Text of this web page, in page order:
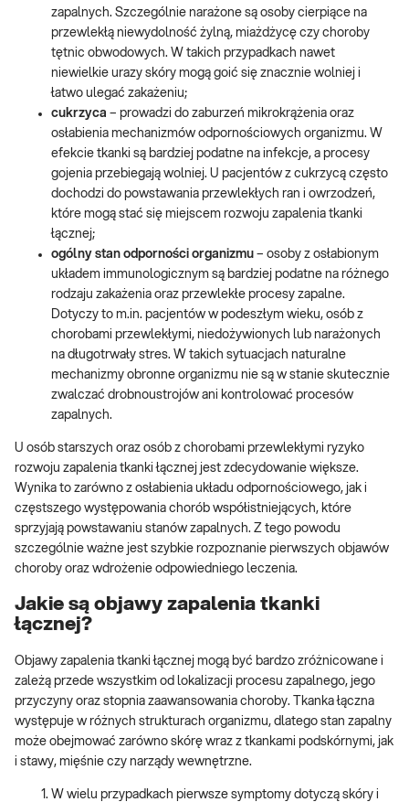
zapalnych. Szczególnie narażone są osoby cierpiące na
przewlekłą niewydolność żylną, miażdżycę czy choroby
tętnic obwodowych. W takich przypadkach nawet
niewielkie urazy skóry mogą goić się znacznie wolniej i
łatwo ulegać zakażeniu;
cukrzyca – prowadzi do zaburzeń mikrokrążenia oraz
osłabienia mechanizmów odpornościowych organizmu. W
efekcie tkanki są bardziej podatne na infekcje, a procesy
gojenia przebiegają wolniej. U pacjentów z cukrzycą często
dochodzi do powstawania przewlekłych ran i owrzodzeń,
które mogą stać się miejscem rozwoju zapalenia tkanki
łącznej;
ogólny stan odporności organizmu – osoby z osłabionym
układem immunologicznym są bardziej podatne na różnego
rodzaju zakażenia oraz przewlekłe procesy zapalne.
Dotyczy to m.in. pacjentów w podeszłym wieku, osób z
chorobami przewlekłymi, niedożywionych lub narażonych
na długotrwały stres. W takich sytuacjach naturalne
mechanizmy obronne organizmu nie są w stanie skutecznie
zwalczać drobnoustrojów ani kontrolować procesów
zapalnych.
U osób starszych oraz osób z chorobami przewlekłymi ryzyko
rozwoju zapalenia tkanki łącznej jest zdecydowanie większe.
Wynika to zarówno z osłabienia układu odpornościowego, jak i
częstszego występowania chorób współistniejących, które
sprzyjają powstawaniu stanów zapalnych. Z tego powodu
szczególnie ważne jest szybkie rozpoznanie pierwszych objawów
choroby oraz wdrożenie odpowiedniego leczenia.
Jakie są objawy zapalenia tkanki
łącznej?
Objawy zapalenia tkanki łącznej mogą być bardzo zróżnicowane i
zależą przede wszystkim od lokalizacji procesu zapalnego, jego
przyczyny oraz stopnia zaawansowania choroby. Tkanka łączna
występuje w różnych strukturach organizmu, dlatego stan zapalny
może obejmować zarówno skórę wraz z tkankami podskórnymi, jak
i stawy, mięśnie czy narządy wewnętrzne.
W wielu przypadkach pierwsze symptomy dotyczą skóry i